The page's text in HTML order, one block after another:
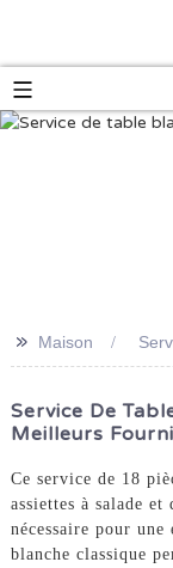
>> Maison
Service De
Meilleurs
Ce service de 18
assiettes à salade
nécessaire pour
blanche classique